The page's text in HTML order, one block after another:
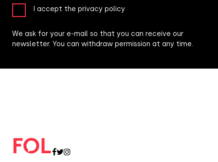
I accept the privacy policy
We ask for your e-mail so that you can receive our
newsletter. You can withdraw permission at any time.